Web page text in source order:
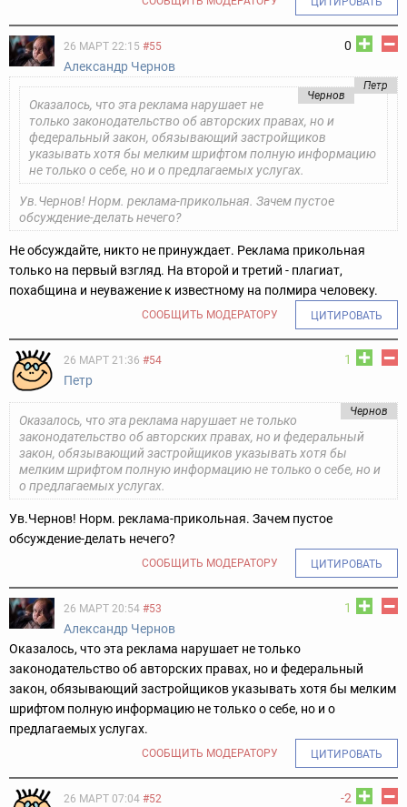
0
26 МАРТ 22:15 #55
Александр Чернов
Петр
Чернов
Оказалось, что эта реклама нарушает не
только законодательство об авторских правах, но и
федеральный закон, обязывающий застройщиков
указывать хотя бы мелким шрифтом полную информацию
не только о себе, но и о предлагаемых услугах.
Ув.Чернов! Норм. реклама-прикольная. Зачем пустое
обсуждение-делать нечего?
Не обсуждайте, никто не принуждает. Реклама прикольная
только на первый взгляд. На второй и третий - плагиат,
похабщина и неуважение к известному на полмира человеку.
СООБЩИТЬ МОДЕРАТОРУ ЦИТИРОВАТЬ
1
26 МАРТ 21:36 #54
Петр
Чернов
Оказалось, что эта реклама нарушает не только
законодательство об авторских правах, но и федеральный
закон, обязывающий застройщиков указывать хотя бы
мелким шрифтом полную информацию не только о себе, но и
о предлагаемых услугах.
Ув.Чернов! Норм. реклама-прикольная. Зачем пустое
обсуждение-делать нечего?
СООБЩИТЬ МОДЕРАТОРУ ЦИТИРОВАТЬ
1
26 МАРТ 20:54 #53
Александр Чернов
Оказалось, что эта реклама нарушает не только
законодательство об авторских правах, но и федеральный
закон, обязывающий застройщиков указывать хотя бы мелким
шрифтом полную информацию не только о себе, но и о
предлагаемых услугах.
СООБЩИТЬ МОДЕРАТОРУ ЦИТИРОВАТЬ
-2
26 МАРТ 07:04 #52